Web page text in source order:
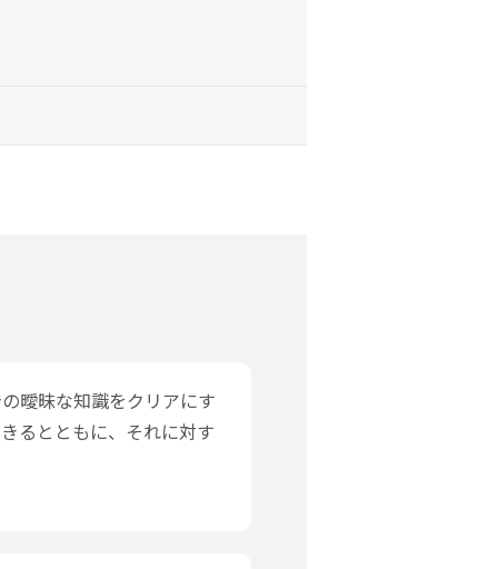
曖昧な知識をクリアにす
るとともに、それに対す